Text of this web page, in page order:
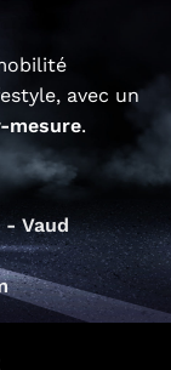
avec un
mesure.
- Vaud